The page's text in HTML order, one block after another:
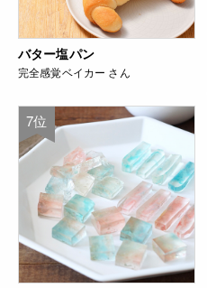
バター塩パン
完全感覚ベイカー さん
7位